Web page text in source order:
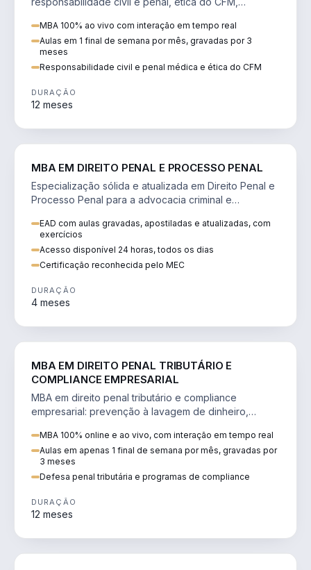
MBA 100% ao vivo com interação em tempo real
Aulas em 1 final de semana por mês, gravadas por 3
meses
Responsabilidade civil e penal médica e ética do CFM
DURAÇÃO
12 meses
MBA EM DIREITO PENAL E PROCESSO PENAL
Especialização sólida e atualizada em Direito Penal e
Processo Penal para a advocacia criminal e
EAD com aulas gravadas, apostiladas e atualizadas, com
exercícios
Acesso disponível 24 horas, todos os dias
Certificação reconhecida pelo MEC
DURAÇÃO
4 meses
MBA EM DIREITO PENAL TRIBUTÁRIO E
COMPLIANCE EMPRESARIAL
MBA em direito penal tributário e compliance
empresarial: prevenção à lavagem de dinheiro,
MBA 100% online e ao vivo, com interação em tempo real
Aulas em apenas 1 final de semana por mês, gravadas por
3 meses
Defesa penal tributária e programas de compliance
DURAÇÃO
12 meses